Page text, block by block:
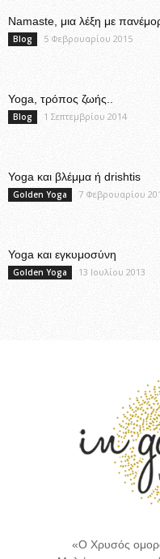
Namaste, μια λέξη με
Blog 5 Φεβρουαρίου 2015
Yoga, τρόπος ζωής..
Blog 1 Σεπτεμβρίου 2014
Yoga και βλέμμα ή drishtis
Golden Yoga 7 Φεβρουαρίου
Yoga και εγκυμοσύνη
Golden Yoga 13 Ιουλίου 2013
«Ο Χρυσός